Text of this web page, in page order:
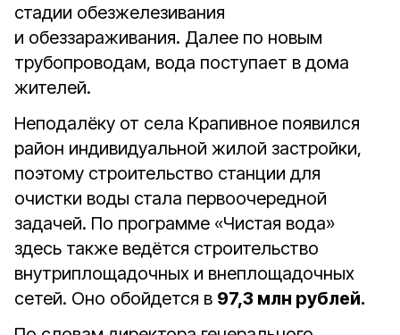
стадии обезжелезивания
и обеззараживания. Далее по новым
трубопроводам, вода поступает в дома
жителей.
Неподалёку от села Крапивное появился
район индивидуальной жилой застройки,
поэтому строительство станции для
очистки воды стала первоочередной
задачей. По программе «Чистая вода»
здесь также ведётся строительство
внутриплощадочных и внеплощадочных
сетей. Оно обойдется в 97,3 млн рублей.